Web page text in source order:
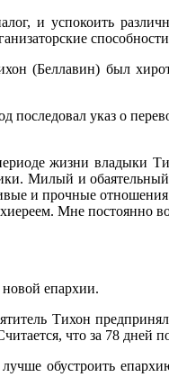
и успокоить
(Беллавин) был
указ о
жизни владыки
Милый и
и прочные
Мне постоянно
епархии.
Тихон
что за 78 дней
обустроить